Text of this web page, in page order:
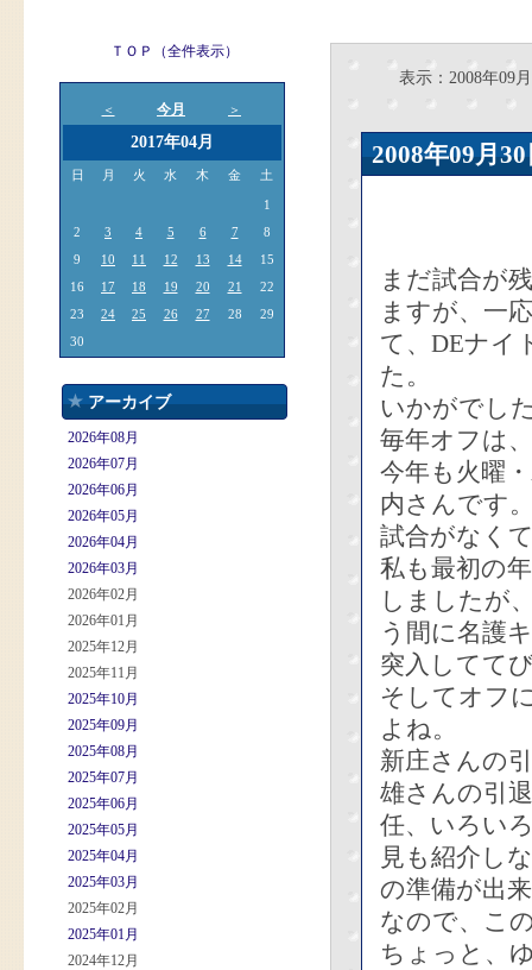
ＴＯＰ（全件表示）
＜ 今月 ＞
2017年04月
日 月 火 水 木 金 土
1
2
3 4 5 6 7
8
9
10 11 12 13 14
15
16
17 18 19 20 21
22
23
24 25 26 27 28
29
30
アーカイブ
2026年08月
2026年07月
2026年06月
2026年05月
2026年04月
2026年03月
2026年02月
2026年01月
2025年12月
2025年11月
2025年10月
2025年09月
2025年08月
2025年07月
2025年06月
2025年05月
2025年04月
2025年03月
2025年02月
2025年01月
2024年12月
表示：2008年09月
2008年09
まだ試合が
ますが、一
て、DEナイ
た。
いかがでし
毎年オフは
今年も火曜
内さんです
試合がなく
私も最初の
しましたが
う間に名護
突入してて
そしてオフ
よね。
新庄さんの
雄さんの引
任、いろい
見も紹介し
の準備が出
なので、こ
ちょっと、